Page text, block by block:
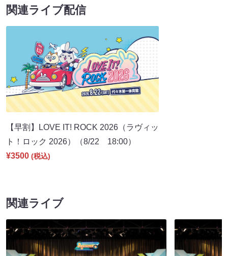
関連ライブ配信
【早割】LOVE IT! ROCK 2026（ラヴィッ
ト！ロック 2026）（8/22 18:00）
¥3500 (税込)
関連ライブ